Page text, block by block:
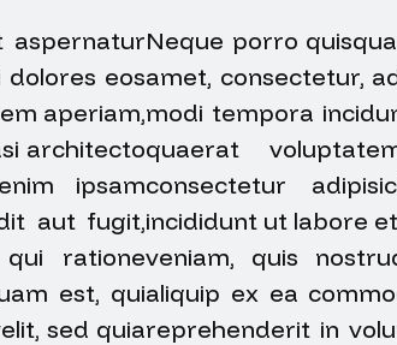
aspernatur
eos
aperiam,
architecto
ipsam
aut fugit,
ratione
est, qui
sed quia
Neque porro
amet, consectetur,
modi tempora
quaerat
consectetur
incididunt ut labore
veniam, quis
aliquip ex ea
reprehenderit in